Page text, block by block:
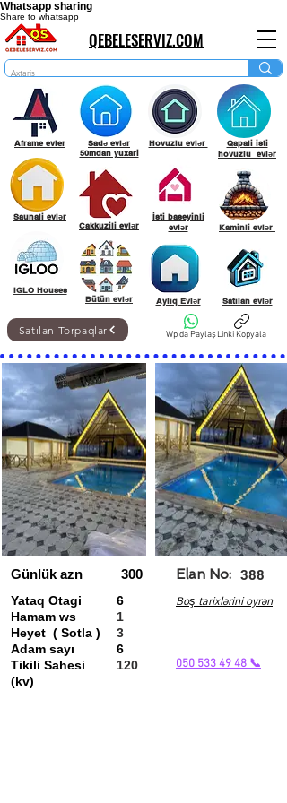
Whatsapp sharing
Share to whatsapp
QEBELESERVIZ.COM
Aframe evler
Saunali evlər
IGLO Houses
Sadə evlər
50mdan yuxari
Cakkuzili evlər
Bütün evlər
Hovuzlu evlər
İsti baseyinli
evlər
Aylıq Evlər
Qapali isti
hovuzlu evlər
Kaminli evlər
Satılan evlər
Wp da PaylaşLinki Kopyala
Satılan Torpaqlar
Günlük azn
Yataq Otagi
Hamam ws
Heyet ( Sotla )
Adam sayı
Tikili Sahesi
(kv)
300
6
Elan No: 388
Boş tarixlərini oyrən
1
3
6
120
050 533 49 48 📞